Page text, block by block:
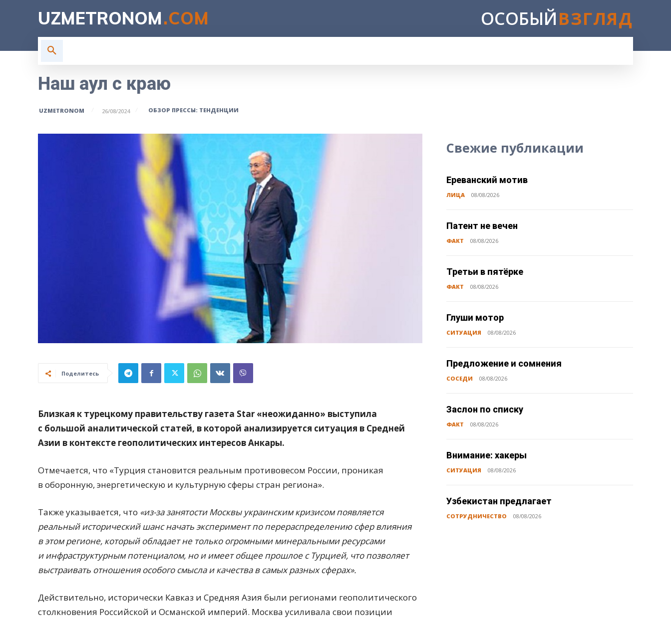
UZMETRONOM.COM ОСОБЫЙВЗГЛЯД
Наш аул с краю
UZMETRONOM 26/08/2024 ОБЗОР ПРЕССЫ: ТЕНДЕНЦИИ
Поделитесь
Близкая к турецкому правительству газета Star «неожиданно» выступила
с большой аналитической статей, в которой анализируется ситуация в Средней
Азии в контексте геополитических интересов Анкары.
Отмечается, что «Турция становится реальным противовесом России, проникая
в оборонную, энергетическую и культурную сферы стран региона».
Также указывается, что «из-за занятости Москвы украинским кризисом появляется
реальный исторический шанс начать эксперимент по перераспределению сфер влияния
в этом регионе, который обладает не только огромными минеральными ресурсами
и инфраструктурным потенциалом, но и имеет общее прошлое с Турцией, что позволяет
выстраивать отношения особого смысла и качества в самых разных сферах».
Действительно, исторически Кавказ и Средняя Азия были регионами геополитического
столкновения Российской и Османской империй. Москва усиливала свои позиции
Свежие публикации
Ереванский мотив
ЛИЦА 08/08/2026
Патент не вечен
ФАКТ 08/08/2026
Третьи в пятёрке
ФАКТ 08/08/2026
Глуши мотор
СИТУАЦИЯ 08/08/2026
Предложение и сомнения
СОСЕДИ 08/08/2026
Заслон по списку
ФАКТ 08/08/2026
Внимание: хакеры
СИТУАЦИЯ 08/08/2026
Узбекистан предлагает
СОТРУДНИЧЕСТВО 08/08/2026